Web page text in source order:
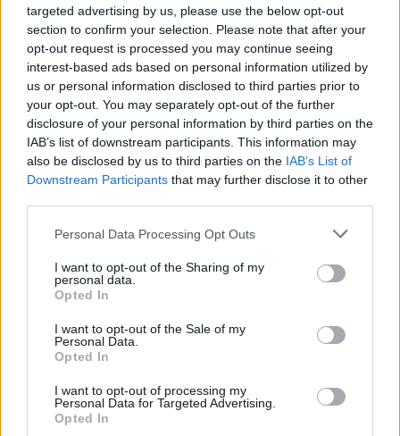
targeted advertising by us, please use the below opt-out
section to confirm your selection. Please note that after your
opt-out request is processed you may continue seeing
interest-based ads based on personal information utilized by
us or personal information disclosed to third parties prior to
your opt-out. You may separately opt-out of the further
disclosure of your personal information by third parties on the
IAB’s list of downstream participants. This information may
also be disclosed by us to third parties on the IAB’s List of
Downstream Participants that may further disclose it to other
Please note that this website/app uses one or more Google
not limited to your visit or usage behaviour. You may click to
grant or deny consent to Google and its third-party tags to
use your data for below specified purposes in below Google
consent section.
Personal Data Processing Opt Outs
I want to opt-out of the Sharing of my
personal data.
Opted In
I want to opt-out of the Sale of my
Personal Data.
Opted In
I want to opt-out of processing my
Personal Data for Targeted Advertising.
Opted In
Και το λίμπερο έχει ψυχή (vid)!
Η Δρέσδη κατέκτησε τον πρωτάθλημαγια τρίτη συνεχόμενη
χρονιά και πώς να μην τον κάνει όταν στον τελευταίο
τελικό μέχρι και το λίμπερο κατάφερε να κερδίσει πόντο
απέναντι στη μαχητική Στουτγκάρδη!